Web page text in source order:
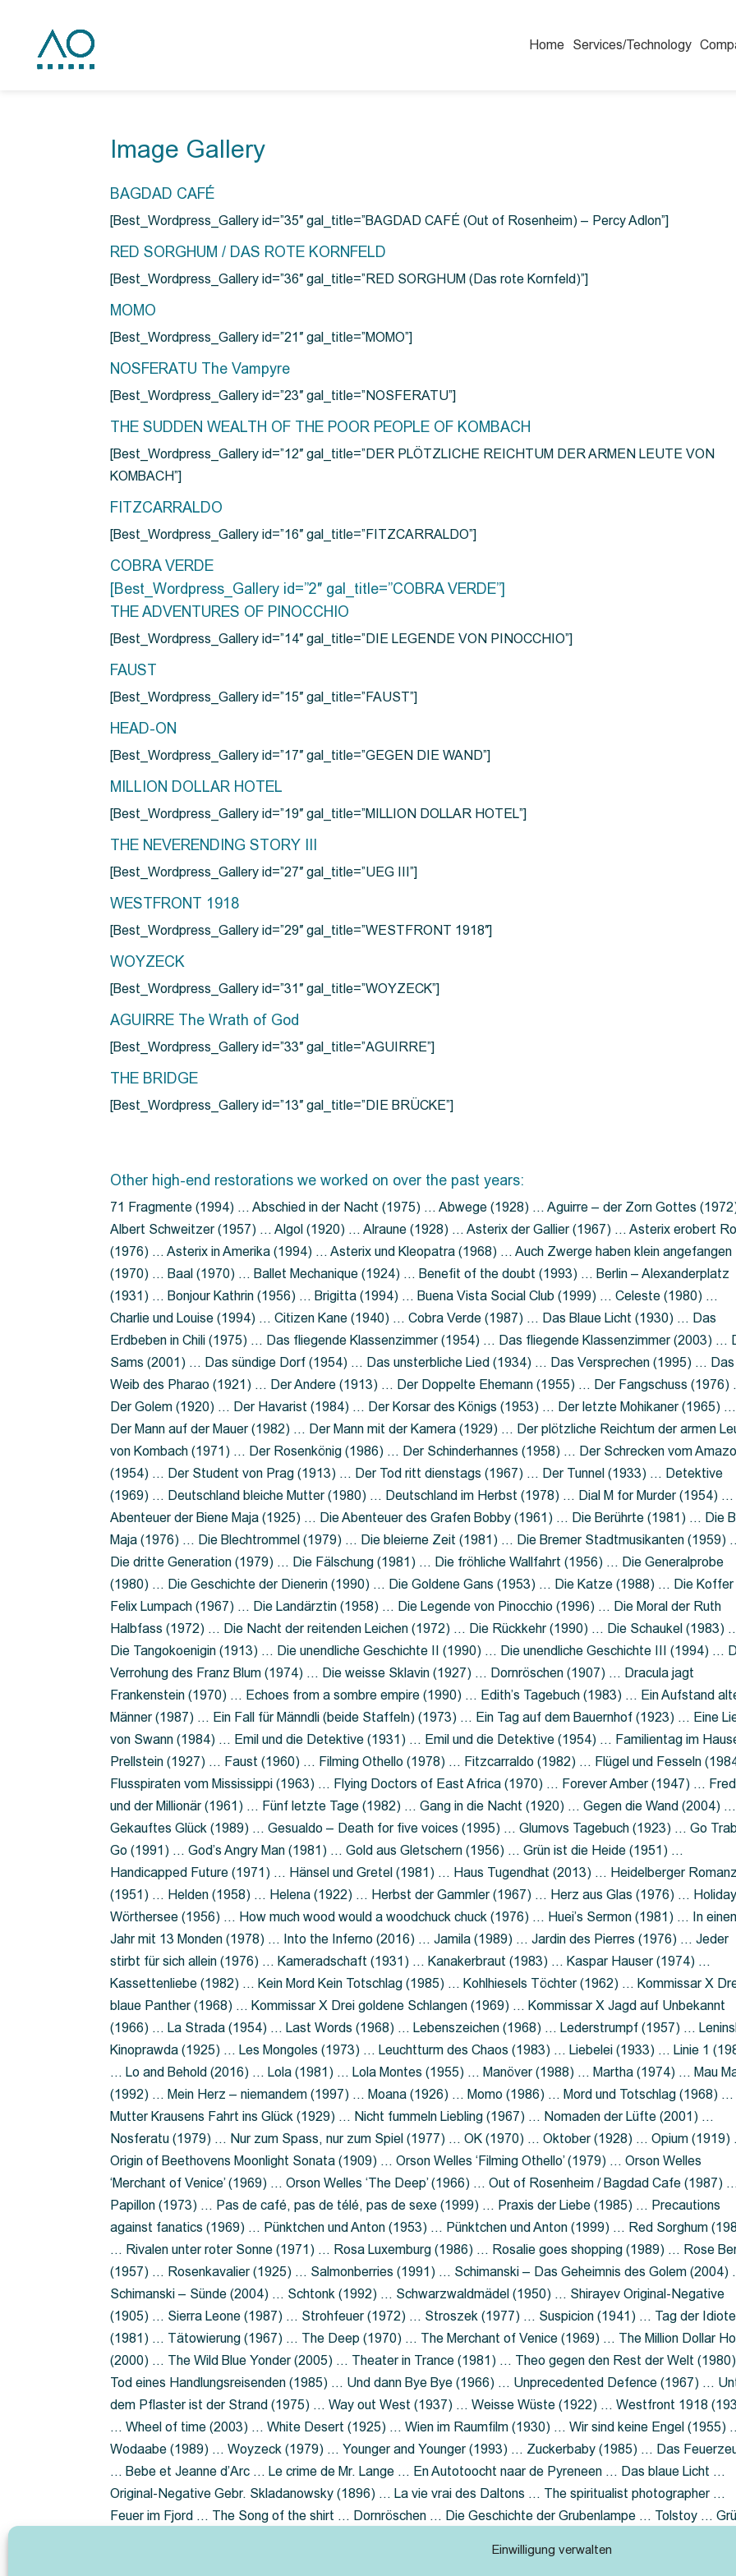
Einwilligung verwalten
Home Services/Technology
Image Gallery
BAGDAD CAFÉ
[Best_Wordpress_Gallery id=”35″ gal_title=”BAGDAD CAFÉ (Out of Rosenheim) – Percy Adlon”]
RED SORGHUM / DAS ROTE KORNFELD
[Best_Wordpress_Gallery id=”36″ gal_title=”RED SORGHUM (Das rote Kornfeld)”]
MOMO
[Best_Wordpress_Gallery id=”21″ gal_title=”MOMO”]
NOSFERATU The Vampyre
[Best_Wordpress_Gallery id=”23″ gal_title=”NOSFERATU”]
THE SUDDEN WEALTH OF THE POOR PEOPLE OF KOMBACH
[Best_Wordpress_Gallery id=”12″ gal_title=”DER PLÖTZLICHE REICHTUM DER ARMEN LEUTE VON
KOMBACH”]
FITZCARRALDO
[Best_Wordpress_Gallery id=”16″ gal_title=”FITZCARRALDO”]
COBRA VERDE
[Best_Wordpress_Gallery id=”2″ gal_title=”COBRA VERDE”]
THE ADVENTURES OF PINOCCHIO
[Best_Wordpress_Gallery id=”14″ gal_title=”DIE LEGENDE VON PINOCCHIO”]
FAUST
[Best_Wordpress_Gallery id=”15″ gal_title=”FAUST”]
HEAD-ON
[Best_Wordpress_Gallery id=”17″ gal_title=”GEGEN DIE WAND”]
MILLION DOLLAR HOTEL
[Best_Wordpress_Gallery id=”19″ gal_title=”MILLION DOLLAR HOTEL”]
THE NEVERENDING STORY III
[Best_Wordpress_Gallery id=”27″ gal_title=”UEG III”]
WESTFRONT 1918
[Best_Wordpress_Gallery id=”29″ gal_title=”WESTFRONT 1918″]
WOYZECK
[Best_Wordpress_Gallery id=”31″ gal_title=”WOYZECK”]
AGUIRRE The Wrath of God
[Best_Wordpress_Gallery id=”33″ gal_title=”AGUIRRE”]
THE BRIDGE
[Best_Wordpress_Gallery id=”13″ gal_title=”DIE BRÜCKE”]
Other high-end restorations we worked on over the past years:
71 Fragmente (1994) … Abschied in der Nacht (1975) … Abwege (1928) … Aguirre – der Zorn Gottes
Albert Schweitzer (1957) … Algol (1920) … Alraune (1928) … Asterix der Gallier (1967) … Asterix erobert
(1976) … Asterix in Amerika (1994) … Asterix und Kleopatra (1968) … Auch Zwerge haben klein angefangen
(1970) … Baal (1970) … Ballet Mechanique (1924) … Benefit of the doubt (1993) … Berlin – Alexanderplatz
(1931) … Bonjour Kathrin (1956) … Brigitta (1994) … Buena Vista Social Club (1999) … Celeste (1980) …
Charlie und Louise (1994) … Citizen Kane (1940) … Cobra Verde (1987) … Das Blaue Licht (1930) … Das
Erdbeben in Chili (1975) … Das fliegende Klassenzimmer (1954) … Das fliegende Klassenzimmer (2003) …
Sams (2001) … Das sündige Dorf (1954) … Das unsterbliche Lied (1934) … Das Versprechen (1995) … Das
Weib des Pharao (1921) … Der Andere (1913) … Der Doppelte Ehemann (1955) … Der Fangschuss (1976)
Der Golem (1920) … Der Havarist (1984) … Der Korsar des Königs (1953) … Der letzte Mohikaner (1965) …
Der Mann auf der Mauer (1982) … Der Mann mit der Kamera (1929) … Der plötzliche Reichtum der armen
von Kombach (1971) … Der Rosenkönig (1986) … Der Schinderhannes (1958) … Der Schrecken vom
(1954) … Der Student von Prag (1913) … Der Tod ritt dienstags (1967) … Der Tunnel (1933) … Detektive
(1969) … Deutschland bleiche Mutter (1980) … Deutschland im Herbst (1978) … Dial M for Murder (1954) …
Abenteuer der Biene Maja (1925) … Die Abenteuer des Grafen Bobby (1961) … Die Berührte (1981) … Die
Maja (1976) … Die Blechtrommel (1979) … Die bleierne Zeit (1981) … Die Bremer Stadtmusikanten (1959)
Die dritte Generation (1979) … Die Fälschung (1981) … Die fröhliche Wallfahrt (1956) … Die Generalprobe
(1980) … Die Geschichte der Dienerin (1990) … Die Goldene Gans (1953) … Die Katze (1988) … Die Koffer
Felix Lumpach (1967) … Die Landärztin (1958) … Die Legende von Pinocchio (1996) … Die Moral der Ruth
Halbfass (1972) … Die Nacht der reitenden Leichen (1972) … Die Rückkehr (1990) … Die Schaukel (1983)
Die Tangokoenigin (1913) … Die unendliche Geschichte II (1990) … Die unendliche Geschichte III (1994) …
Verrohung des Franz Blum (1974) … Die weisse Sklavin (1927) … Dornröschen (1907) … Dracula jagt
Frankenstein (1970) … Echoes from a sombre empire (1990) … Edith’s Tagebuch (1983) … Ein Aufstand
Männer (1987) … Ein Fall für Männdli (beide Staffeln) (1973) … Ein Tag auf dem Bauernhof (1923) … Eine
von Swann (1984) … Emil und die Detektive (1931) … Emil und die Detektive (1954) … Familientag im
Prellstein (1927) … Faust (1960) … Filming Othello (1978) … Fitzcarraldo (1982) … Flügel und Fesseln
Flusspiraten vom Mississippi (1963) … Flying Doctors of East Africa (1970) … Forever Amber (1947) …
und der Millionär (1961) … Fünf letzte Tage (1982) … Gang in die Nacht (1920) … Gegen die Wand (2004) …
Gekauftes Glück (1989) … Gesualdo – Death for five voices (1995) … Glumovs Tagebuch (1923) … Go
Go (1991) … God’s Angry Man (1981) … Gold aus Gletschern (1956) … Grün ist die Heide (1951) …
Handicapped Future (1971) … Hänsel und Gretel (1981) … Haus Tugendhat (2013) … Heidelberger
(1951) … Helden (1958) … Helena (1922) … Herbst der Gammler (1967) … Herz aus Glas (1976) …
Wörthersee (1956) … How much wood would a woodchuck chuck (1976) … Huei’s Sermon (1981) … In
Jahr mit 13 Monden (1978) … Into the Inferno (2016) … Jamila (1989) … Jardin des Pierres (1976) … Jeder
stirbt für sich allein (1976) … Kameradschaft (1931) … Kanakerbraut (1983) … Kaspar Hauser (1974) …
Kassettenliebe (1982) … Kein Mord Kein Totschlag (1985) … Kohlhiesels Töchter (1962) … Kommissar X
blaue Panther (1968) … Kommissar X Drei goldene Schlangen (1969) … Kommissar X Jagd auf Unbekannt
(1966) … La Strada (1954) … Last Words (1968) … Lebenszeichen (1968) … Lederstrumpf (1957) …
Kinoprawda (1925) … Les Mongoles (1973) … Leuchtturm des Chaos (1983) … Liebelei (1933) … Linie 1
… Lo and Behold (2016) … Lola (1981) … Lola Montes (1955) … Manöver (1988) … Martha (1974) … Mau
(1992) … Mein Herz – niemandem (1997) … Moana (1926) … Momo (1986) … Mord und Totschlag (1968) …
Mutter Krausens Fahrt ins Glück (1929) … Nicht fummeln Liebling (1967) … Nomaden der Lüfte (2001) …
Nosferatu (1979) … Nur zum Spass, nur zum Spiel (1977) … OK (1970) … Oktober (1928) … Opium (1919)
Origin of Beethovens Moonlight Sonata (1909) … Orson Welles ‘Filming Othello’ (1979) … Orson Welles
‘Merchant of Venice’ (1969) … Orson Welles ‘The Deep’ (1966) … Out of Rosenheim / Bagdad Cafe (1987) …
Papillon (1973) … Pas de café, pas de télé, pas de sexe (1999) … Praxis der Liebe (1985) … Precautions
against fanatics (1969) … Pünktchen und Anton (1953) … Pünktchen und Anton (1999) … Red Sorghum
… Rivalen unter roter Sonne (1971) … Rosa Luxemburg (1986) … Rosalie goes shopping (1989) … Rose
(1957) … Rosenkavalier (1925) … Salmonberries (1991) … Schimanski – Das Geheimnis des Golem (2004)
Schimanski – Sünde (2004) … Schtonk (1992) … Schwarzwaldmädel (1950) … Shirayev Original-Negative
(1905) … Sierra Leone (1987) … Strohfeuer (1972) … Stroszek (1977) … Suspicion (1941) … Tag der
(1981) … Tätowierung (1967) … The Deep (1970) … The Merchant of Venice (1969) … The Million Dollar
(2000) … The Wild Blue Yonder (2005) … Theater in Trance (1981) … Theo gegen den Rest der Welt
Tod eines Handlungsreisenden (1985) … Und dann Bye Bye (1966) … Unprecedented Defence (1967) …
dem Pflaster ist der Strand (1975) … Way out West (1937) … Weisse Wüste (1922) … Westfront 1918
… Wheel of time (2003) … White Desert (1925) … Wien im Raumfilm (1930) … Wir sind keine Engel (1955)
Wodaabe (1989) … Woyzeck (1979) … Younger and Younger (1993) … Zuckerbaby (1985) … Das
… Bebe et Jeanne d’Arc … Le crime de Mr. Lange … En Autotoocht naar de Pyreneen … Das blaue Licht …
Original-Negative Gebr. Skladanowsky (1896) … La vie vrai des Daltons … The spiritualist photographer …
Feuer im Fjord … The Song of the shirt … Dornröschen … Die Geschichte der Grubenlampe … Tolstoy …